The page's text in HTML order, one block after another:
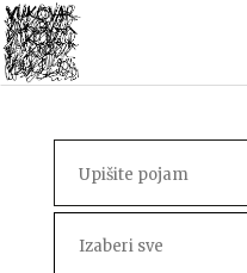
Izaberi sve